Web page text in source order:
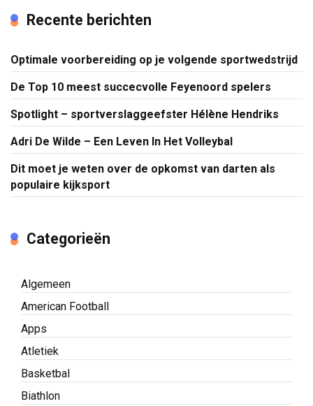
Recente berichten
Optimale voorbereiding op je volgende sportwedstrijd
De Top 10 meest succecvolle Feyenoord spelers
Spotlight – sportverslaggeefster Hélène Hendriks
Adri De Wilde – Een Leven In Het Volleybal
Dit moet je weten over de opkomst van darten als
populaire kijksport
Categorieën
Algemeen
American Football
Apps
Atletiek
Basketbal
Biathlon